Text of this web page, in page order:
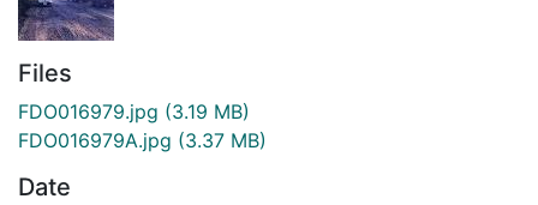
Files
FDO016979.jpg (3.19 MB)
FDO016979A.jpg (3.37 MB)
Date